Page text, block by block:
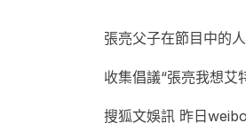
張亮父子在節目中的
收集倡議“張亮我想艾
搜狐文娛訊 昨日